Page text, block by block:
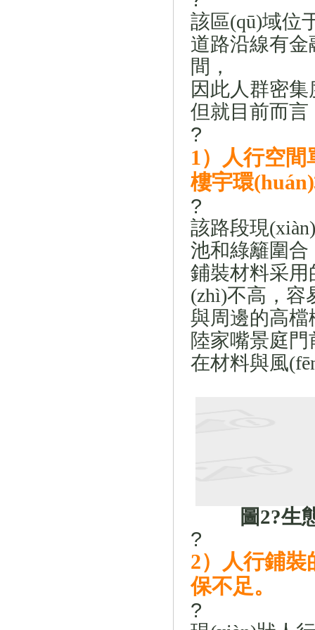
該區(qū)域位
道路沿線有金
間，
因此人群密集
但就目前而言
?
1）人行空間
樓宇環(huán)
?
該路段現(xiàn)
池和綠籬圍合
鋪裝材料采用
(zhì)不高，容易
與周邊的高
陸家嘴景庭
在材料與風
圖2?生
?
2）人行鋪
保不足。
?